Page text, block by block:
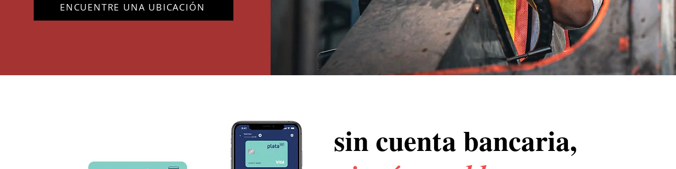
ENCUENTRE UNA UBICACIÓN
sin cuenta bancaria,